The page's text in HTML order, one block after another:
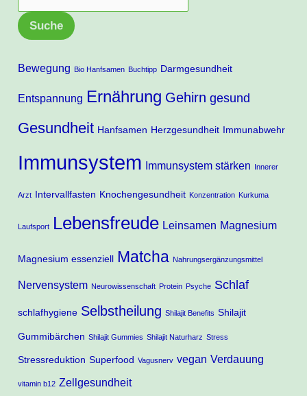
Suche
Bewegung Bio Hanfsamen Buchtipp Darmgesundheit
Entspannung Ernährung Gehirn gesund
Gesundheit Hanfsamen Herzgesundheit Immunabwehr
Immunsystem Immunsystem stärken Innerer
Arzt Intervallfasten Knochengesundheit Konzentration Kurkuma
Laufsport Lebensfreude Leinsamen Magnesium
Magnesium essenziell Matcha Nahrungsergänzungsmittel
Nervensystem Neurowissenschaft Protein Psyche Schlaf
schlafhygiene Selbstheilung Shilajit Benefits Shilajit
Gummibärchen Shilajit Gummies Shilajit Naturharz Stress
Stressreduktion Superfood Vagusnerv vegan Verdauung
vitamin b12 Zellgesundheit